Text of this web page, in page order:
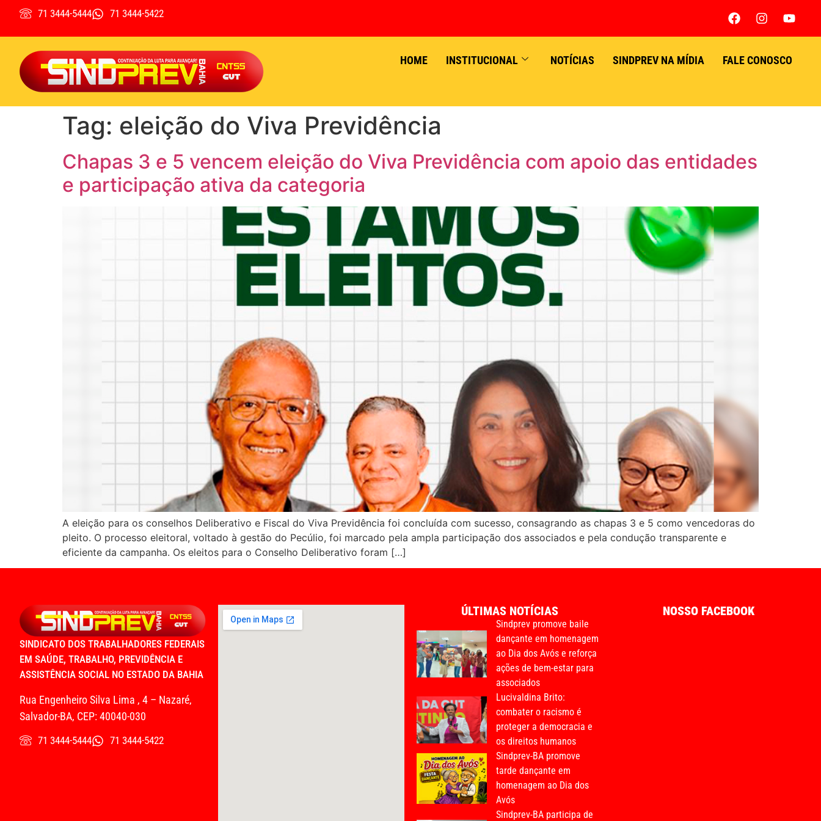
71 3444-5444 71 3444-5422
HOME INSTITUCIONAL NOTÍCIAS SINDPREV NA MÍDIA FALE CONOSCO
Tag: eleição do Viva Previdência
Chapas 3 e 5 vencem eleição do Viva Previdência com apoio das entidades
e participação ativa da categoria
A eleição para os conselhos Deliberativo e Fiscal do Viva Previdência foi concluída com sucesso, consagrando as chapas 3 e 5 como vencedoras do
pleito. O processo eleitoral, voltado à gestão do Pecúlio, foi marcado pela ampla participação dos associados e pela condução transparente e
eficiente da campanha. Os eleitos para o Conselho Deliberativo foram […]
SINDICATO DOS TRABALHADORES FEDERAIS
EM SAÚDE, TRABALHO, PREVIDÊNCIA E
ASSISTÊNCIA SOCIAL NO ESTADO DA BAHIA
Rua Engenheiro Silva Lima , 4 – Nazaré,
Salvador-BA, CEP: 40040-030
71 3444-5444 71 3444-5422
ÚLTIMAS NOTÍCIAS
Sindprev promove baile
dançante em homenagem
ao Dia dos Avós e reforça
ações de bem-estar para
associados
Lucivaldina Brito:
combater o racismo é
proteger a democracia e
os direitos humanos
Sindprev-BA promove
tarde dançante em
homenagem ao Dia dos
Avós
Sindprev-BA participa de
NOSSO FACEBOOK